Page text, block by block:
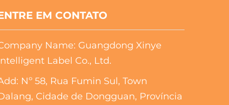
EM CONTATO
Name: Guangdong Xinye
Label Co., Ltd.
Nº 58, Rua Fumin Sul, Town
Cidade de Dongguan, Província